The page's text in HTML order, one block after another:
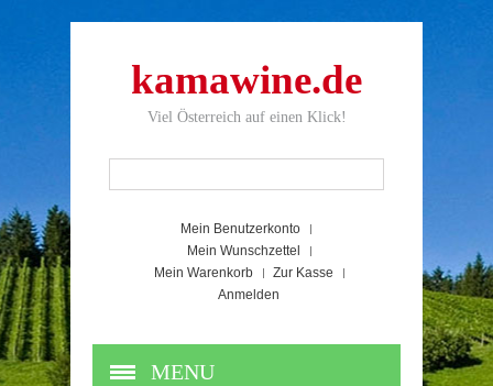
kamawine.de
Viel Österreich auf einen Klick!
Mein Benutzerkonto
Mein Wunschzettel
Mein Warenkorb
Zur Kasse
Anmelden
MENU